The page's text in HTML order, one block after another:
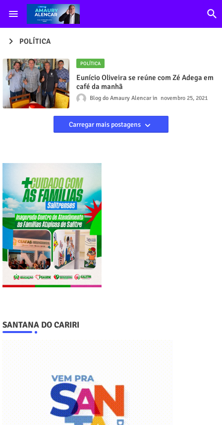
POLÍTICA
POLÍTICA
Eunício Oliveira se reúne com Zé Adega em
café da manhã
Blog do Amaury Alencar novembro 25, 2021
Carregar mais postagens
SANTANA DO CARIRI